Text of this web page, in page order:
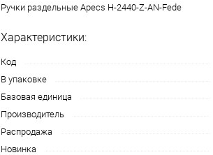
Ручки раздельные Apecs H-2440-Z-AN-Fede
Характеристики:
Код
В упаковке
Базовая единица
Производитель
Распродажа
Новинка